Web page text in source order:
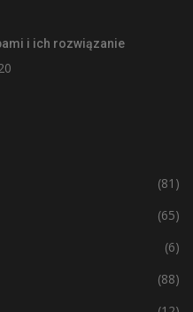
i ich rozwiązanie
(81)
(65)
(6)
(88)